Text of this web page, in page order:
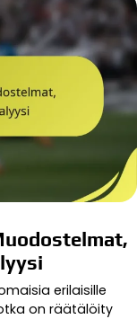
erilaisille
on räätälöity